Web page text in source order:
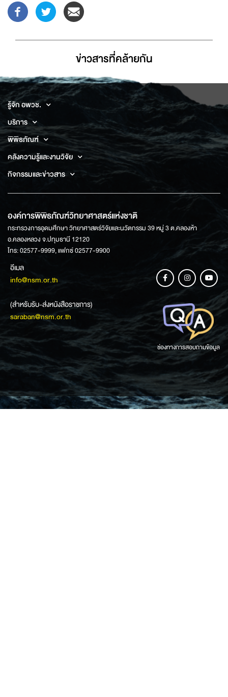
ข่าวสารที่่คล้ายกัน
รู้จัก อพวช.
บริการ
พิพิธภัณฑ์
คลังความรู้และงานวิจัย
กิจกรรมและข่าวสาร
องค์การพิพิธภัณฑ์วิทยาศาสตร์แห่งชาติ
กระทรวงการอุดมศึกษา วิทยาศาสตร์วิจัยและนวัตกรรม 39 หมู่ 3 ต.คลองห้า
อ.คลองหลวง จ.ปทุมธานี 12120
โทร: 02577-9999, แฟกซ์ 02577-9900
อีเมล
info@nsm.or.th
(สำหรับรับ-ส่งหนังสือราชการ)
saraban@nsm.or.th
ช่องทางการสอบถามข้อมูล